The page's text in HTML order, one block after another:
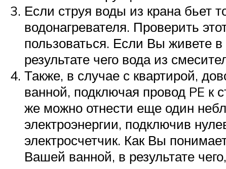
Если струя воды из крана бьет
водонагревателя. Проверить
пользоваться. Если Вы живете
результате чего вода из
Также, в случае с квартирой,
ванной, подключая провод PE к
же можно отнести еще один
электроэнергии, подключив
электросчетчик. Как Вы
Вашей ванной, в результате